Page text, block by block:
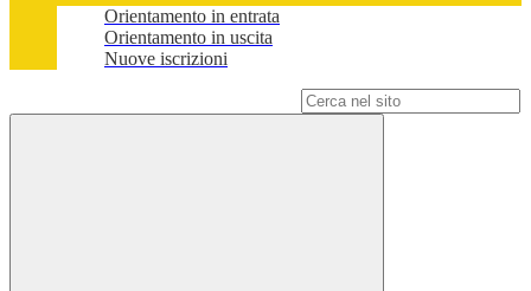
Orientamento in entrata
Orientamento in uscita
Nuove iscrizioni